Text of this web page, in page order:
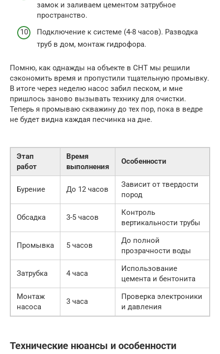
замок и заливаем цементом затрубное
пространство.
Подключение к системе (4-8 часов). Разводка
труб в дом, монтаж гидрофора.
Помню, как однажды на объекте в СНТ мы решили
сэкономить время и пропустили тщательную промывку.
В итоге через неделю насос забил песком, и мне
пришлось заново вызывать технику для очистки.
Теперь я промываю скважину до тех пор, пока в ведре
не будет видна каждая песчинка на дне.
Этап
работ
Время
выполнения
Особенности
Бурение До 12 часов
Зависит от твердости
пород
Обсадка 3-5 часов
Контроль
вертикальности трубы
Промывка 5 часов
До полной
прозрачности воды
Затрубка 4 часа
Использование
цемента и бентонита
Монтаж
насоса
3 часа
Проверка электроники
и давления
Технические нюансы и особенности